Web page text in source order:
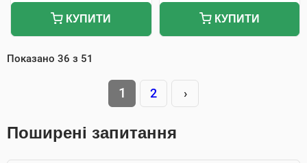
КУПИТИ КУПИТИ
Показано 36 з 51
1 2 ›
Поширені запитання